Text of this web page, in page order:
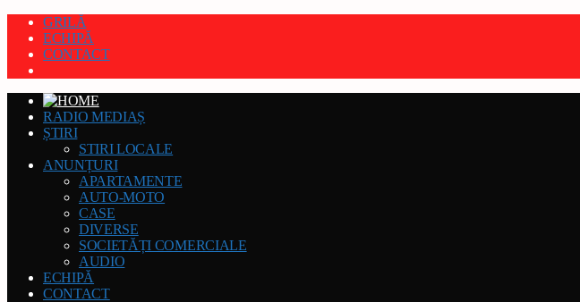
GRILĂ
ECHIPĂ
CONTACT
RADIO MEDIAȘ
ȘTIRI
STIRI LOCALE
ANUNȚURI
APARTAMENTE
AUTO-MOTO
CASE
DIVERSE
SOCIETĂȚI COMERCIALE
AUDIO
ECHIPĂ
CONTACT